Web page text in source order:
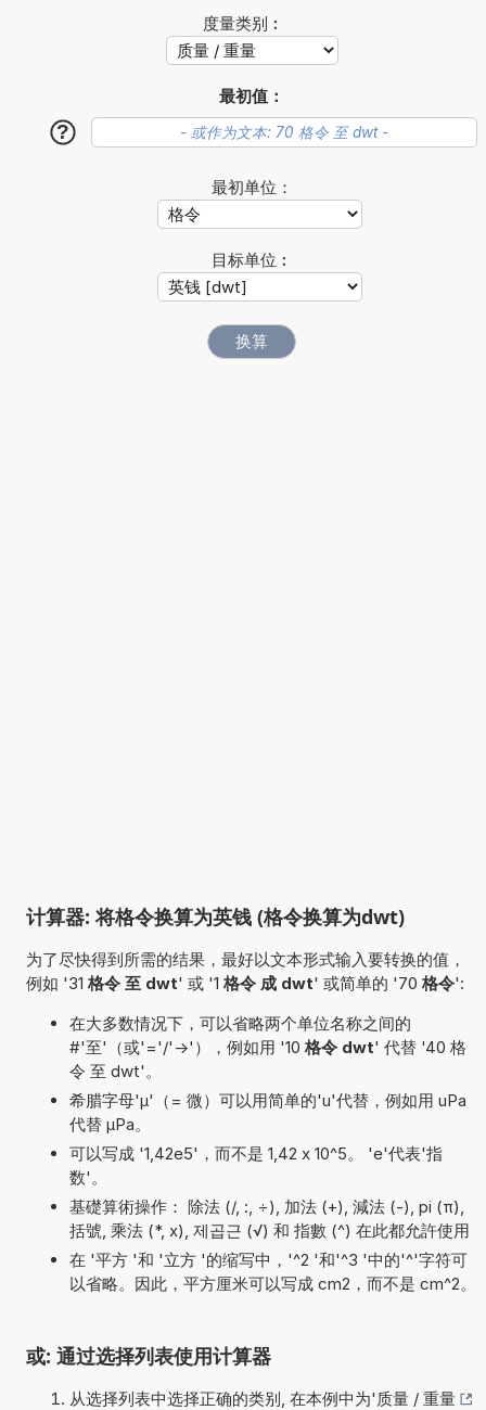
度量类别︰
最初值：
?
最初单位：
目标单位︰
计算器: 将格令换算为英钱 (格令换算为dwt)
为了尽快得到所需的结果，最好以文本形式输入要转换的值，
例如 '31 格令 至 dwt' 或 '1 格令 成 dwt' 或简单的 '70 格令':
在大多数情况下，可以省略两个单位名称之间的
#'至'（或'='/'->'），例如用 '10 格令 dwt' 代替 '40 格
令 至 dwt'。
希腊字母'µ'（= 微）可以用简单的'u'代替，例如用 uPa
代替 µPa。
可以写成 '1,42e5'，而不是 1,42 x 10^5。 'e'代表'指
数'。
基礎算術操作： 除法 (/, :, ÷), 加法 (+), 減法 (-), pi (π),
括號, 乘法 (*, x), 제곱근 (√) 和 指數 (^) 在此都允許使用
在 '平方 '和 '立方 '的缩写中，'^2 '和'^3 '中的'^'字符可
以省略。因此，平方厘米可以写成 cm2，而不是 cm^2。
或: 通过选择列表使用计算器
从选择列表中选择正确的类别, 在本例中为' 质量 / 重量